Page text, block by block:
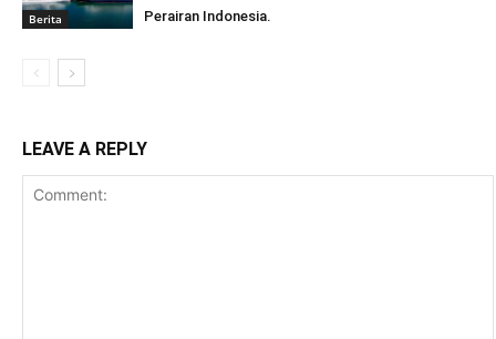
Berita
Perairan Indonesia.
LEAVE A REPLY